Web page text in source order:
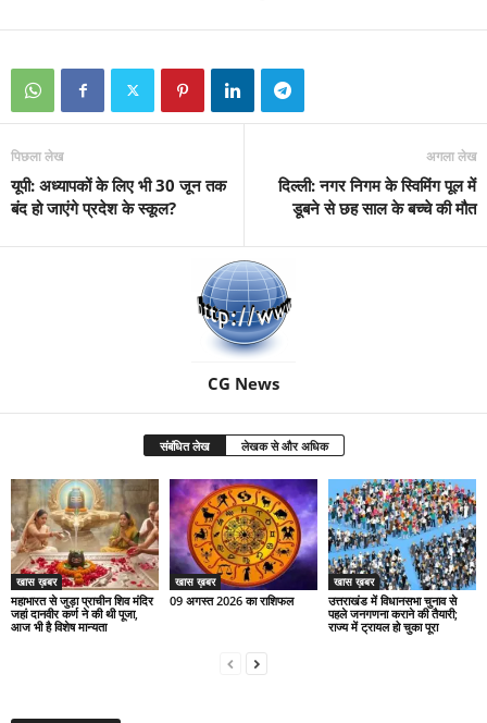
पिछला लेख
यूपी: अध्यापकों के लिए भी 30 जून तक
बंद हो जाएंगे प्रदेश के स्कूल?
अगला लेख
दिल्ली: नगर निगम के स्विमिंग पूल में
डूबने से छह साल के बच्चे की मौत
CG News
संबंधित लेख लेखक से और अधिक
खास ख़बर
महाभारत से जुड़ा प्राचीन शिव मंदिर
जहां दानवीर कर्ण ने की थी पूजा,
आज भी है विशेष मान्यता
खास ख़बर
09 अगस्त 2026 का राशिफल
खास ख़बर
उत्तराखंड में विधानसभा चुनाव से
पहले जनगणना कराने की तैयारी;
राज्य में ट्रायल हो चुका पूरा